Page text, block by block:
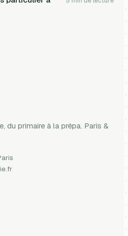
du primaire à la prépa. Paris &